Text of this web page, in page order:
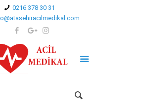
0216 378 30 31